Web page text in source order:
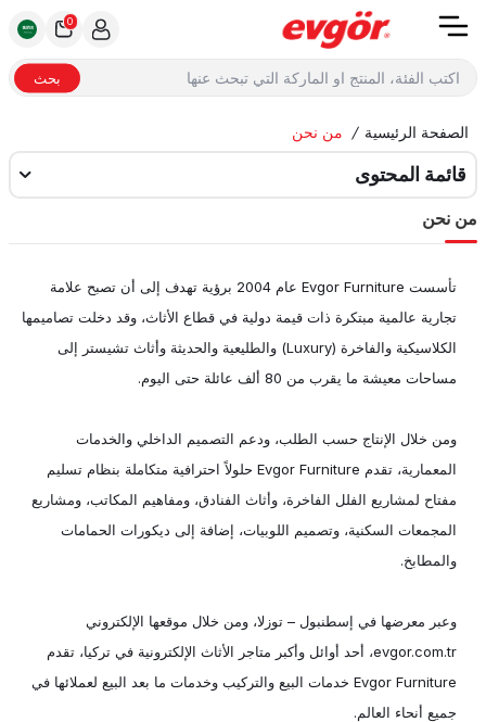
بحث
0
الصفحة الرئيسية / من نحن
قائمة المحتوى
من نحن
تأسست Evgor Furniture عام 2004 برؤية تهدف إلى أن تصبح علامة
تجارية عالمية مبتكرة ذات قيمة دولية في قطاع الأثاث، وقد دخلت تصاميمها
الكلاسيكية والفاخرة (Luxury) والطليعية والحديثة وأثاث تشيستر إلى
مساحات معيشة ما يقرب من 80 ألف عائلة حتى اليوم.
ومن خلال الإنتاج حسب الطلب، ودعم التصميم الداخلي والخدمات
المعمارية، تقدم Evgor Furniture حلولاً احترافية متكاملة بنظام تسليم
مفتاح لمشاريع الفلل الفاخرة، وأثاث الفنادق، ومفاهيم المكاتب، ومشاريع
المجمعات السكنية، وتصميم اللوبيات، إضافة إلى ديكورات الحمامات
والمطابخ.
وعبر معرضها في إسطنبول – توزلا، ومن خلال موقعها الإلكتروني
evgor.com.tr، أحد أوائل وأكبر متاجر الأثاث الإلكترونية في تركيا، تقدم
Evgor Furniture خدمات البيع والتركيب وخدمات ما بعد البيع لعملائها في
جميع أنحاء العالم.